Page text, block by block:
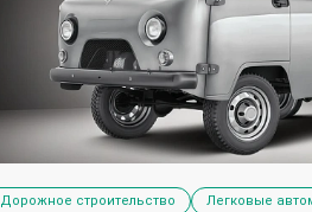
Дорожное строительство
Легковые